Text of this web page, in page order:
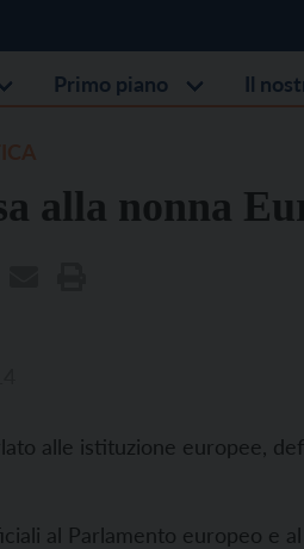
Primo piano Il
alla nonna
alle istituzione europee,
al Parlamento europeo e